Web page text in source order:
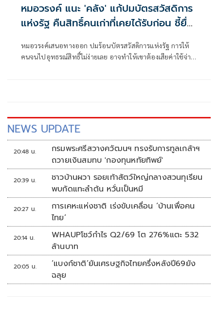
หมอวรงค์ แนะ 'คลัง' แก้ปมบัตรสวัสดิการ
แห่งรัฐ คืนสิทธิ์คนเก่าที่เคยได้รับก่อน ชี้ยื่น
หมอวรงค์เสนอทางออก ปมร้อนบัตรสวัสดิการแห่งรัฐ การให้
คนจนไปอุทธรณ์สิทธิ์ไม่ง่ายเลย อาจทำให้เขาต้องเสียค่าใช้จ่าย
NEWS UPDATE
20:48 น.
กรมพระศรีสวางควัฒนฯ ทรงรับการทูลเกล้าฯ
ถวายเงินสมทบ 'กองทุนหทัยทิพย์'
20:39 น.
ชาวบ้านผวา รอยเท้าสัตว์ใหญ่กลางสวนทุเรียน
พบกัดแทะลำต้น หวั่นเป็นหมี
20:27 น.
การเคหะแห่งชาติ เร่งขับเคลื่อน ‘บ้านเพื่อคน
ไทย’
20:14 น.
WHAUPโชว์กำไร Q2/69 โต 276%แตะ 532
ล้านบาท
20:05 น.
‘แบงก์ชาติ’ยันเศรษฐกิจไทยครึ่งหลังปี69ยัง
ฉลุย